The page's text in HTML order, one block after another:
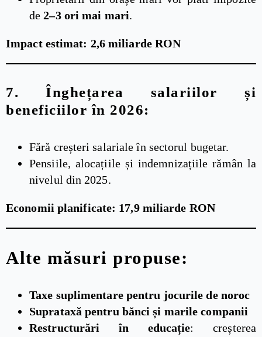
de2–3 ori mai mari.
Impact estimat: 2,6 miliarde RON
7.Înghețarea salariilor și
beneficiilor în 2026:
Fără creșteri salariale în sectorul bugetar.
Pensiile, alocațiile și indemnizațiile rămân la
nivelul din 2025.
Economii planificate: 17,9 miliarde RON
Alte măsuri propuse:
Taxe suplimentare pentru jocurile de noroc
Suprataxă pentru bănci și marile companii
Restructurări în educație: creșterea